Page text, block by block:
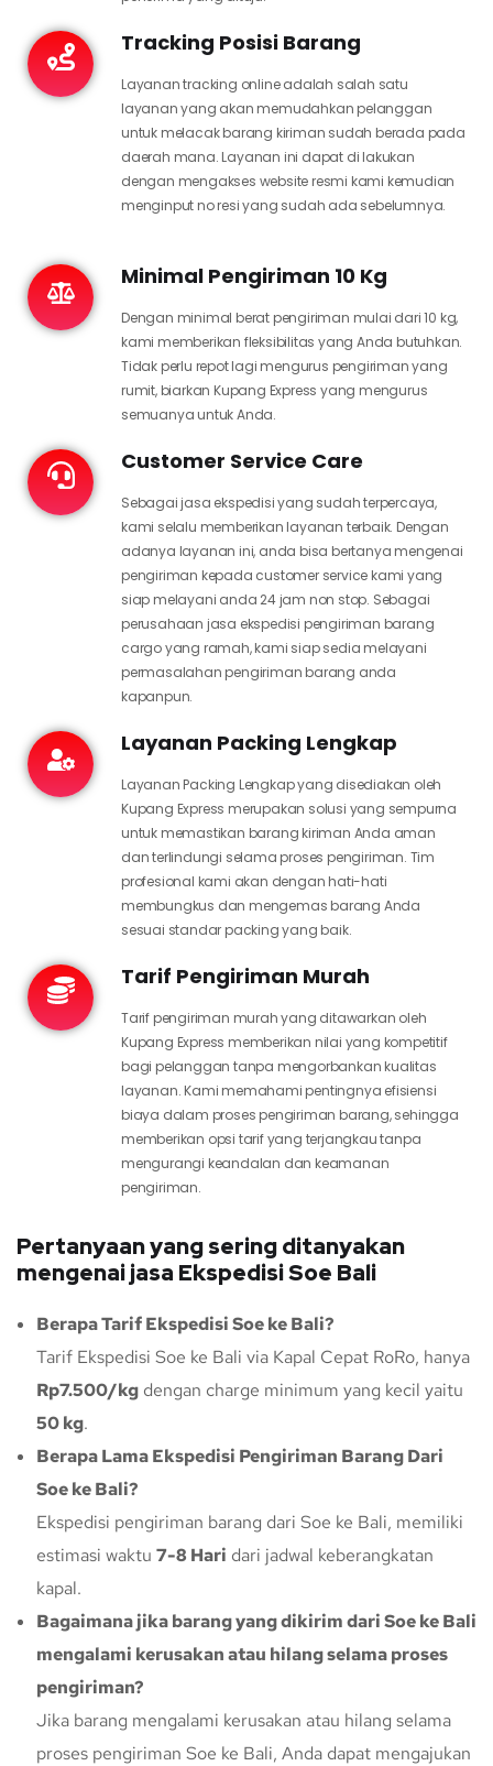
Tracking Posisi Barang
Layanan tracking online adalah salah satu
layanan yang akan memudahkan pelanggan
untuk melacak barang kiriman sudah berada pada
daerah mana. Layanan ini dapat di lakukan
dengan mengakses website resmi kami kemudian
menginput no resi yang sudah ada sebelumnya.
Minimal Pengiriman 10 Kg
Dengan minimal berat pengiriman mulai dari 10 kg,
kami memberikan fleksibilitas yang Anda butuhkan.
Tidak perlu repot lagi mengurus pengiriman yang
rumit, biarkan Kupang Express yang mengurus
semuanya untuk Anda.
Customer Service Care
Sebagai jasa ekspedisi yang sudah terpercaya,
kami selalu memberikan layanan terbaik. Dengan
adanya layanan ini, anda bisa bertanya mengenai
pengiriman kepada customer service kami yang
siap melayani anda 24 jam non stop. Sebagai
perusahaan jasa ekspedisi pengiriman barang
cargo yang ramah, kami siap sedia melayani
permasalahan pengiriman barang anda
kapanpun.
Layanan Packing Lengkap
Layanan Packing Lengkap yang disediakan oleh
Kupang Express merupakan solusi yang sempurna
untuk memastikan barang kiriman Anda aman
dan terlindungi selama proses pengiriman. Tim
profesional kami akan dengan hati-hati
membungkus dan mengemas barang Anda
sesuai standar packing yang baik.
Tarif Pengiriman Murah
Tarif pengiriman murah yang ditawarkan oleh
Kupang Express memberikan nilai yang kompetitif
bagi pelanggan tanpa mengorbankan kualitas
layanan. Kami memahami pentingnya efisiensi
biaya dalam proses pengiriman barang, sehingga
memberikan opsi tarif yang terjangkau tanpa
mengurangi keandalan dan keamanan
pengiriman.
Pertanyaan yang sering ditanyakan
mengenai jasa Ekspedisi Soe Bali
Berapa Tarif Ekspedisi Soe ke Bali?
Tarif Ekspedisi Soe ke Bali via Kapal Cepat RoRo, hanya
Rp7.500/kg dengan charge minimum yang kecil yaitu
50 kg.
Berapa Lama Ekspedisi Pengiriman Barang Dari
Soe ke Bali?
Ekspedisi pengiriman barang dari Soe ke Bali, memiliki
estimasi waktu 7-8 Hari dari jadwal keberangkatan
kapal.
Bagaimana jika barang yang dikirim dari Soe ke Bali
mengalami kerusakan atau hilang selama proses
pengiriman?
Jika barang mengalami kerusakan atau hilang selama
proses pengiriman Soe ke Bali, Anda dapat mengajukan